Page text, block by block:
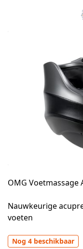
OMG Voetmassage
Nauwkeurige
voeten
Nog 4 beschikbaar